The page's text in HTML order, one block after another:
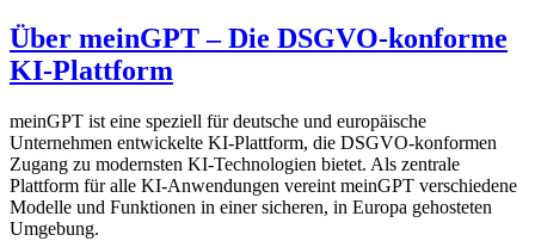
Über meinGPT – Die DSGVO-konforme
KI-Plattform
meinGPT ist eine speziell für deutsche und europäische
Unternehmen entwickelte KI-Plattform, die DSGVO-konformen
Zugang zu modernsten KI-Technologien bietet. Als zentrale
Plattform für alle KI-Anwendungen vereint meinGPT verschiedene
Modelle und Funktionen in einer sicheren, in Europa gehosteten
Umgebung.